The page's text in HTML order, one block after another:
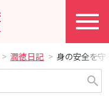
潤徳日記 身の安全を守